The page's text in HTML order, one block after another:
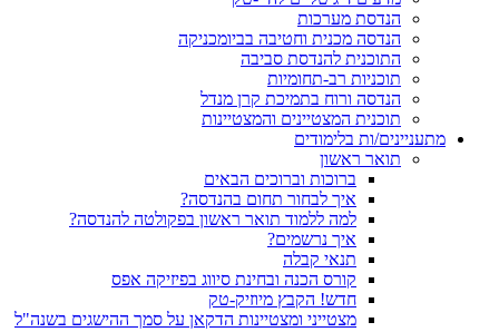
הנדסת מערכות
הנדסה מכנית וחטיבה בביומכניקה
התוכנית להנדסת סביבה
תוכניות רב-תחומיות
הנדסה ורוח בתמיכת קרן מנדל
תוכנית המצטיינים והמצטיינות
מתעניינים/ות בלימודים
תואר ראשון
ברוכות וברוכים הבאים
איך לבחור תחום בהנדסה?
למה ללמוד תואר ראשון בפקולטה להנדסה?
איך נרשמים?
תנאי קבלה
קורס הכנה ובחינת סיווג בפיזיקה אפס
חדש! הקבץ מיוזיק-טק
מצטייני ומצטיינות הדקאן על סמך ההישגים בשנה"ל